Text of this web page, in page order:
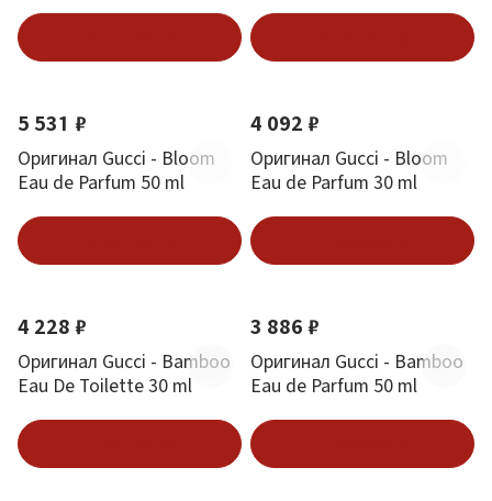
5 531 ₽
Оригинал Gucci - Bloom
Eau de Parfum 50 ml
4 092 ₽
Оригинал Gucci - Bloom
Eau de Parfum 30 ml
4 228 ₽
Оригинал Gucci - Bamboo
Eau De Toilette 30 ml
3 886 ₽
Оригинал Gucci - Bamboo
Eau de Parfum 50 ml